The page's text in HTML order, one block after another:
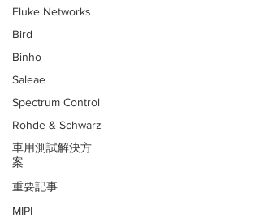
Fluke Networks
Bird
Binho
Saleae
Spectrum Control
Rohde & Schwarz
車用測試解決方
案
重要記事
MIPI